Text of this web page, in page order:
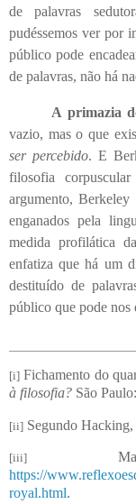
de palavras
pudéssemos ver por
público pode
de palavras, não há
A primazia
vazio, mas o que
ser percebido. E
filosofia
argumento, Berkeley
enganados pela
medida profilática
enfatiza que há um
destituído de
público que pode nos
[i] Fichamento do
à filosofia? São
[ii] Segundo
[iii] Mais
https://
royal.html.